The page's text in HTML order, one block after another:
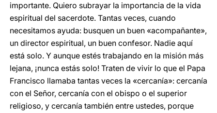
importante. Quiero subrayar la importancia de la vida
espiritual del sacerdote. Tantas veces, cuando
necesitamos ayuda: busquen un buen «acompañante»,
un director espiritual, un buen confesor. Nadie aquí
está solo. Y aunque estés trabajando en la misión más
lejana, ¡nunca estás solo! Traten de vivir lo que el Papa
Francisco llamaba tantas veces la «cercanía»: cercanía
con el Señor, cercanía con el obispo o el superior
religioso, y cercanía también entre ustedes, porque